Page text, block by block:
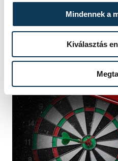
Mindennek a
Kiválasztás